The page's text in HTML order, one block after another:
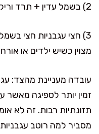
2) בשמל עדין + תרד וריקוטה: תוצאה רכה ועשירה.
3) חצי עגבניות חצי
מצוין כשיש ילדים או
עובדה מעניינת מהצד:
זמין יותר לספיגה מאשר
תזונתיות רבות. זה לא
מסביר למה רוטב